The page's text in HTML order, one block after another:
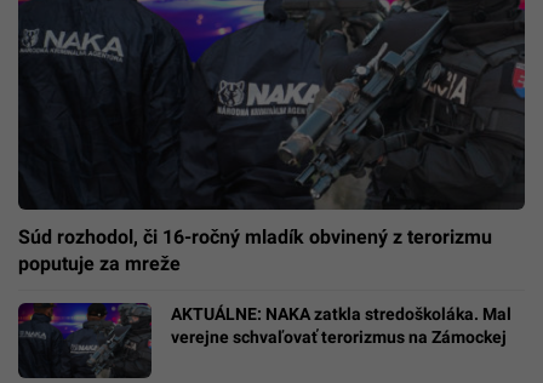
Súd rozhodol, či 16-ročný mladík obvinený z terorizmu
poputuje za mreže
AKTUÁLNE: NAKA zatkla stredoškoláka. Mal
verejne schvaľovať terorizmus na Zámockej